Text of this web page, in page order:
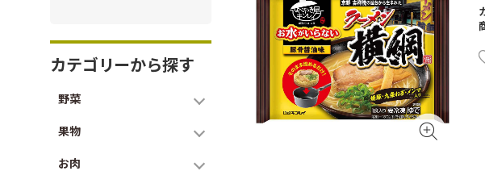
カテゴリーから探す
野菜
果物
お肉